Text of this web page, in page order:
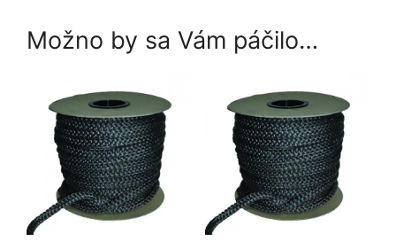
Možno by sa Vám páčilo…